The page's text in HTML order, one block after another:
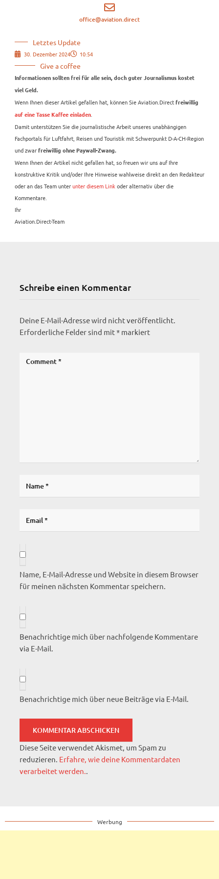
office@aviation.direct
Letztes Update
30. Dezember 2024 10:54
Give a coffee
Informationen sollten frei für alle sein, doch guter Journalismus kostet
viel Geld.
Wenn Ihnen dieser Artikel gefallen hat, können Sie Aviation.Direct freiwillig
auf eine Tasse Kaffee einladen
Damit unterstützen Sie die journalistische Arbeit unseres unabhängigen
Fachportals für Luftfahrt, Reisen und Touristik mit Schwerpunkt D-A-CH-Region
und zwar freiwillig ohne Paywall-Zwang.
Wenn Ihnen der Artikel nicht gefallen hat, so freuen wir uns auf Ihre
konstruktive Kritik und/oder Ihre Hinweise wahlweise direkt an den Redakteur
oder an das Team unterunter diesem Link oder alternativ über die
Kommentare.
Ihr
Aviation.Direct-Team
Schreibe einen Kommentar
Deine E-Mail-Adresse wird nicht veröffentlicht.
Erforderliche Felder sind mit* markiert
Name, E-Mail-Adresse und Website in diesem Browser
für meinen nächsten Kommentar speichern.
Benachrichtige mich über nachfolgende Kommentare
via E-Mail.
Benachrichtige mich über neue Beiträge via E-Mail.
Diese Seite verwendet Akismet, um Spam zu
reduzieren. Erfahre, wie deine Kommentardaten
verarbeitet werden..
Werbung